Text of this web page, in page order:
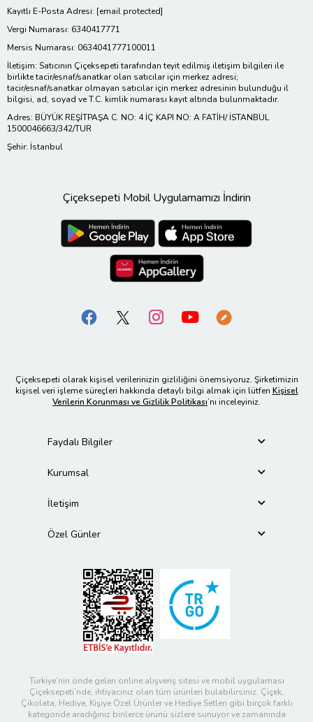
Kayıtlı E-Posta Adresi: [email protected]
Vergi Numarası: 6340417771
Mersis Numarası: 0634041777100011
İletişim: Satıcının Çiçeksepeti tarafından teyit edilmiş iletişim bilgileri ile
birlikte tacir/esnaf/sanatkar olan satıcılar için merkez adresi;
tacir/esnaf/sanatkar olmayan satıcılar için merkez adresinin bulunduğu il
bilgisi, ad, soyad ve T.C. kimlik numarası kayıt altında bulunmaktadır.
Adres: BÜYÜK REŞİTPAŞA C. NO: 4 İÇ KAPI NO: A FATİH/ İSTANBUL
1500046663/342/TUR
Şehir: İstanbul
Çiçeksepeti Mobil Uygulamamızı İndirin
Çiçeksepeti olarak kişisel verilerinizin gizliliğini önemsiyoruz. Şirketimizin
kişisel veri işleme süreçleri hakkında detaylı bilgi almak için lütfen Kişisel
Verilerin Korunması ve Gizlilik Politikası’nı inceleyiniz.
Faydalı Bilgiler
Kurumsal
İletişim
Özel Günler
Türkiye’nin önde gelen online alışveriş sitesi ve mobil uygulaması
Çiçeksepeti’nde, ihtiyacınız olan tüm ürünleri bulabilirsiniz. Çiçek,
Çikolata, Hediye, Kişiye Özel Ürünler ve Hediye Setleri gibi birçok farklı
kategoride aradığınız binlerce ürünü sizlere sunuyor ve zamanında